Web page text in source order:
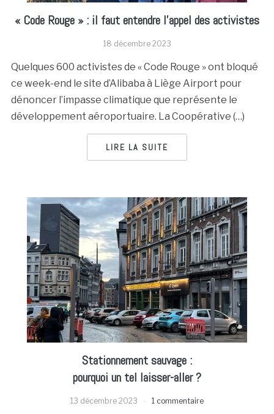
« Code Rouge » : il faut entendre l’appel des activistes
18 décembre 2023
Quelques 600 activistes de « Code Rouge » ont bloqué
ce week-end le site d’Alibaba à Liège Airport pour
dénoncer l’impasse climatique que représente le
développement aéroportuaire. La Coopérative (…)
LIRE LA SUITE
Stationnement sauvage :
pourquoi un tel laisser-aller ?
13 décembre 2023 1 commentaire